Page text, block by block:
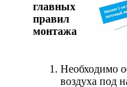
главных
правил
монтажа
Необходимо
воздуха под